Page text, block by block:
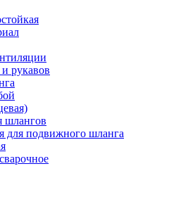
рукавов
шлангов
для подвижного шланга